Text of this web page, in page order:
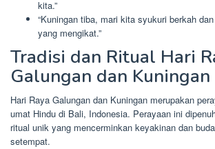
kita.”
“Kuningan tiba, mari kita syukuri berkah
yang mengikat.”
Tradisi dan Ritual Hari
Galungan dan Kuningan
Hari Raya Galungan dan Kuningan merupakan
umat Hindu di Bali, Indonesia. Perayaan ini
ritual unik yang mencerminkan keyakinan dan
setempat.